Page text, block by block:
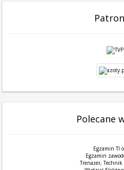
Polecane
Egzamin TI
Egzamin
Trenażer,